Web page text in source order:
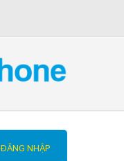
ĐĂNG NHẬP